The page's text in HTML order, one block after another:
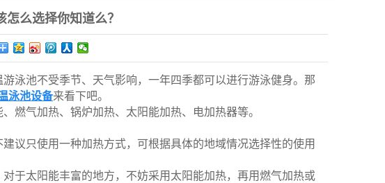
自动投药
身配件
系列
设备系列
么选择你知道么？
池不受季节、天气影响，一年四季都可以进行游泳健身。那
泳池设备来看下吧。
气加热、锅炉加热、太阳能加热、电加热器等。
只使用一种加热方式，可根据具体的地域情况选择性的使用
太阳能丰富的地方，不妨采用太阳能加热，再用燃气加热或